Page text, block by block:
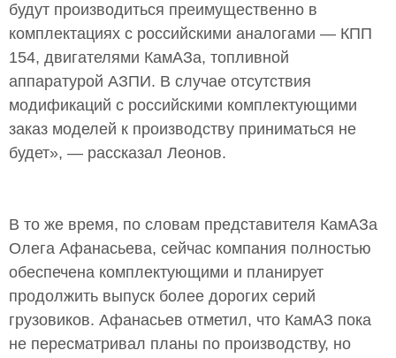
будут производиться преимущественно в
комплектациях с российскими аналогами — КПП
154, двигателями КамАЗа, топливной
аппаратурой АЗПИ. В случае отсутствия
модификаций с российскими комплектующими
заказ моделей к производству приниматься не
будет», — рассказал Леонов.
В то же время, по словам представителя КамАЗа
Олега Афанасьева, сейчас компания полностью
обеспечена комплектующими и планирует
продолжить выпуск более дорогих серий
грузовиков. Афанасьев отметил, что КамАЗ пока
не пересматривал планы по производству, но